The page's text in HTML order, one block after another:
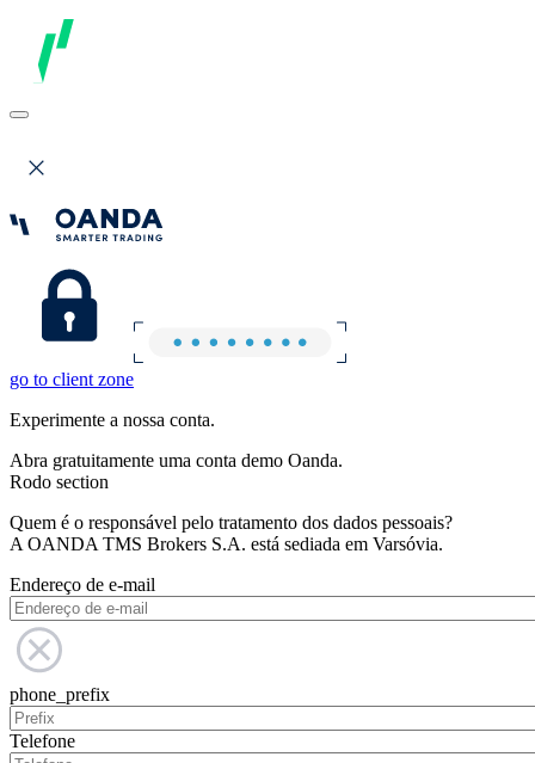
go to client zone
Experimente a nossa conta.
Abra gratuitamente uma conta demo Oanda.
Rodo section
Quem é o responsável pelo tratamento dos dados pessoais?
A OANDA TMS Brokers S.A. está sediada em Varsóvia.
Endereço de e-mail
phone_prefix
Telefone